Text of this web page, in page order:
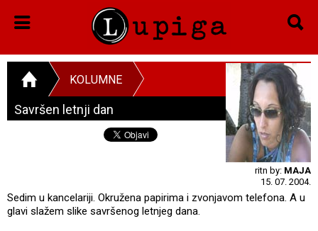
KOLUMNE
Savršen letnji dan
ritn by: MAJA
15. 07. 2004.
Sedim u kancelariji. Okružena papirima i zvonjavom telefona. A u
glavi slažem slike savršenog letnjeg dana.